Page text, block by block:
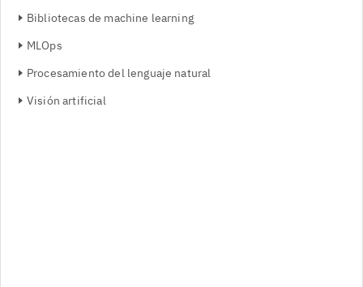
Bibliotecas de machine learning
MLOps
Procesamiento del lenguaje natural
Visión artificial